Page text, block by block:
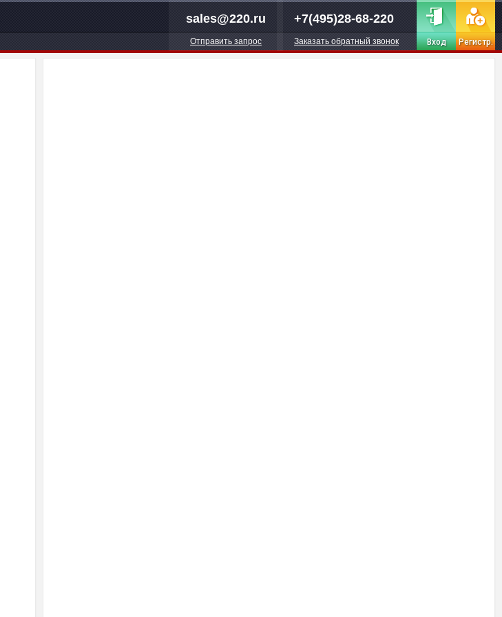
sales@220.ru
Отправить запрос
+7(495)28-68-220
Заказать обратный звонок Вход Регистр.